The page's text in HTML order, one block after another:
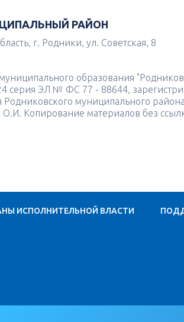
РАЙОН
г. Родники, ул. Советская, 8
образования
серия ЭЛ № ФС 77 - 88644,
муниципального
О.И. Копирование материалов без
ИСПОЛНИТЕЛЬНОЙ ВЛАСТИ